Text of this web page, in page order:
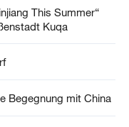
This Summer“
Kuqa
Begegnung mit China